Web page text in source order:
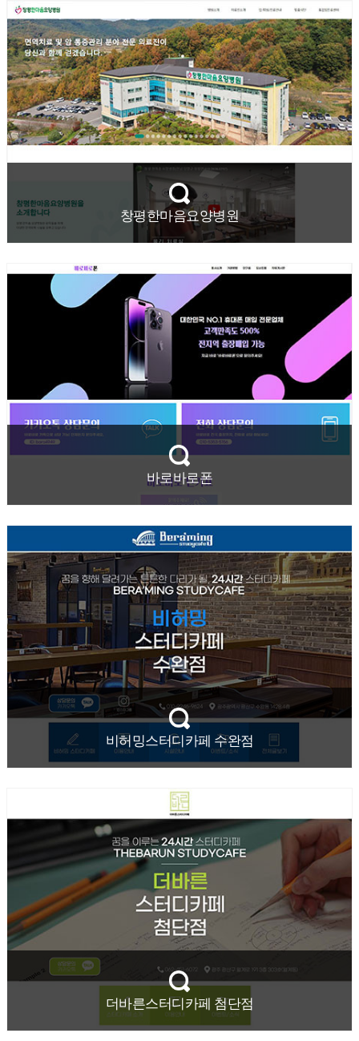
창평한마음요양병원
바로바로폰
비허밍스터디카페 수완점
더바른스터디카페 첨단점